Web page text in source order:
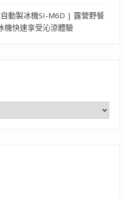
自動製冰機SI-M6D | 露營野餐
機快速享受沁涼體驗